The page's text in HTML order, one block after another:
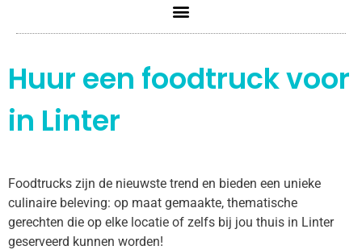
Huur een foodtruck voor
in Linter
Foodtrucks zijn de nieuwste trend en bieden een unieke
culinaire beleving: op maat gemaakte, thematische
gerechten die op elke locatie of zelfs bij jou thuis in Linter
geserveerd kunnen worden!